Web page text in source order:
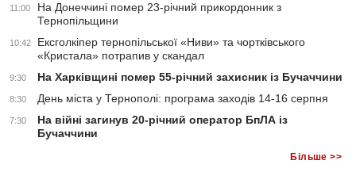
11:00
На Донеччині помер 23-річний прикордонник з
Тернопільщини
10:42
Ексголкіпер тернопільської «Ниви» та чортківського
«Кристала» потрапив у скандал
9:30 На Харківщині помер 55-річний захисник із Бучаччини
8:30 День міста у Тернополі: програма заходів 14-16 серпня
7:30
На війні загинув 20-річний оператор БпЛА із
Бучаччини
Більше >>